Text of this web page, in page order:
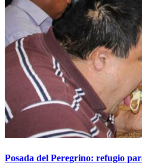
Posada del Peregrino: refugio